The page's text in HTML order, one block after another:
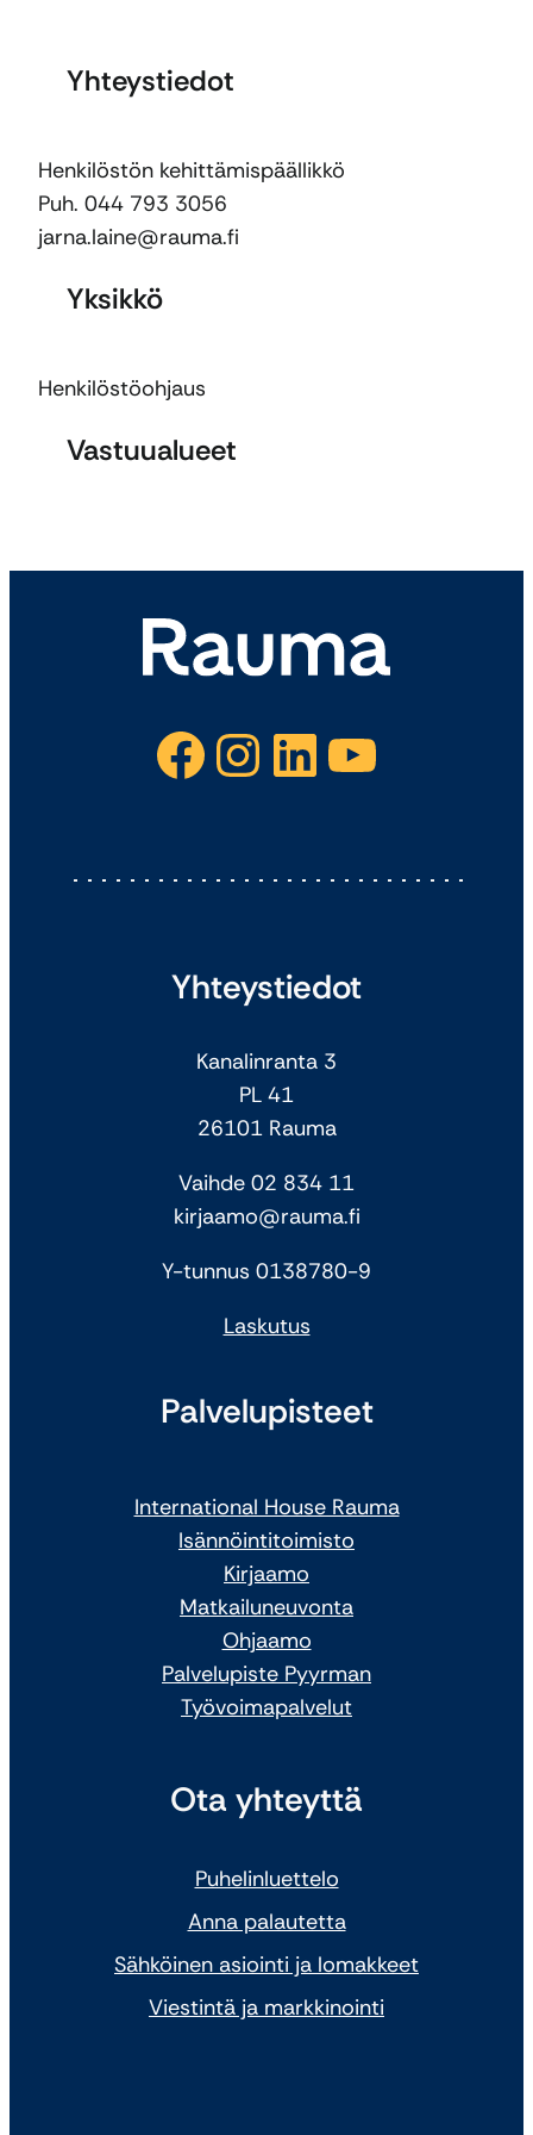
Yhteystiedot
Henkilöstön kehittämispäällikkö
Puh. 044 793 3056
jarna.laine@rauma.fi
Yksikkö
Henkilöstöohjaus
Vastuualueet
Facebook Instagram LinkedIn YouTube
Yhteystiedot
Kanalinranta 3
PL 41
26101 Rauma
Vaihde 02 834 11
kirjaamo@rauma.fi
Y-tunnus 0138780-9
Laskutus
Palvelupisteet
International House Rauma
Isännöintitoimisto
Kirjaamo
Matkailuneuvonta
Ohjaamo
Palvelupiste Pyyrman
Työvoimapalvelut
Ota yhteyttä
Puhelinluettelo
Anna palautetta
Sähköinen asiointi ja lomakkeet
Viestintä ja markkinointi